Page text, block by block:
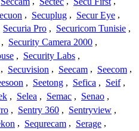
, Secuplug , Secur Eye ,
Securia Pro , Securicom Tunisie ,
, Security Camera 2000 ,
, Security Labs ,
, Secuvision , Seecam , Seecom ,
, Seetong , Sefica , Seif ,
, Selea , Semac , Senao ,
, Sentry 360 , Sentryview ,
, Sequrecam , Serage ,